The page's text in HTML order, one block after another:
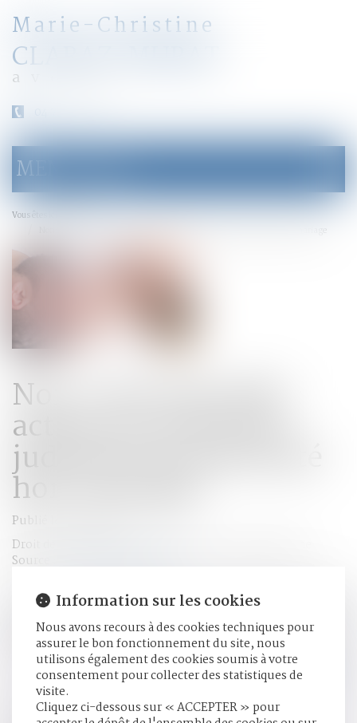
Marie-Christine
CLARAZ-MURAT
avocat
le
menu
MENU
Vous êtes ici :
Non-renvoi de QPC : action en recherche judiciaire de paternité hors mariage
Non-renvoi de QPC :
action en recherche
judiciaire de paternité
hors mariage
Publié le :
Droit de la famille, des personnes et de leur patrimoine
Source :
La Cour de cassation décide de ne pas renvoyer au Conseil
constitutionnel une QPC relative à l’article 327 du code civil
concernant l’action en recherche judicaire de paternité hors
mariage...Lire la suite
HISTORIQUE
Information sur les cookies
Nous avons recours à des cookies techniques pour
assurer le bon fonctionnement du site, nous
utilisons également des cookies soumis à votre
consentement pour collecter des statistiques de
visite.
Cliquez ci-dessous sur « ACCEPTER » pour